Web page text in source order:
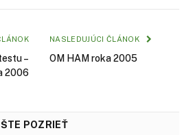
–
2006
NASLEDUJÚCI ČLÁNOK
OM HAM roka 2005
POZRIEŤ